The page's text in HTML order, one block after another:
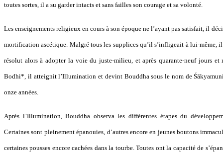
toutes sortes, il a su garder intacts et sans failles son courage et sa volonté.
Les enseignements religieux en cours à son époque ne l’ayant pas satisfait, il
mortification ascétique. Malgré tous les supplices qu’il s’infligeait à lui-même,
résolut alors à adopter la voie du juste-milieu, et après quarante-neuf jours et
Bodhi*, il atteignit l’Illumination et devint Bouddha sous le nom de
onze années.
Après l’Illumination, Bouddha observa les différentes étapes du
Certaines sont pleinement épanouies, d’autres encore en jeunes boutons
certaines pousses encore cachées dans la tourbe. Toutes ont la capacité de